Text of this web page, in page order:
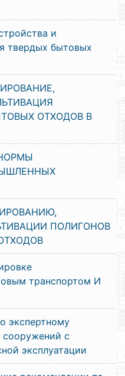
и
твердых бытовых
ОТХОДОВ В
ПОЛИГОНОВ
транспортом И
экспертному
с
эксплуатации